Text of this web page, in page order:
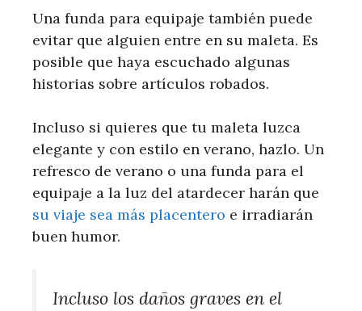
Una funda para equipaje también puede
evitar que alguien entre en su maleta. Es
posible que haya escuchado algunas
historias sobre artículos robados.
Incluso si quieres que tu maleta luzca
elegante y con estilo en verano, hazlo. Un
refresco de verano o una funda para el
equipaje a la luz del atardecer harán que
su viaje sea más placentero e irradiarán
buen humor.
Incluso los daños graves en el